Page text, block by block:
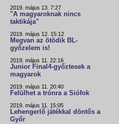
2019. május 13. 7:27
"A magyaroknak nincs
taktikája"
2019. május 12. 15:12
Megvan az ötödik BL-
győzelem is!
2019. május 11. 22:16
Junior Final4-győztesek a
magyarok
2019. május 11. 20:40
Felülhet a trónra a Siófok
2019. május 11. 15:05
Lehengerlő játékkal döntős a
Győr